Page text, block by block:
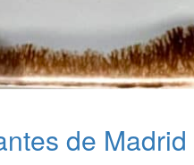
de